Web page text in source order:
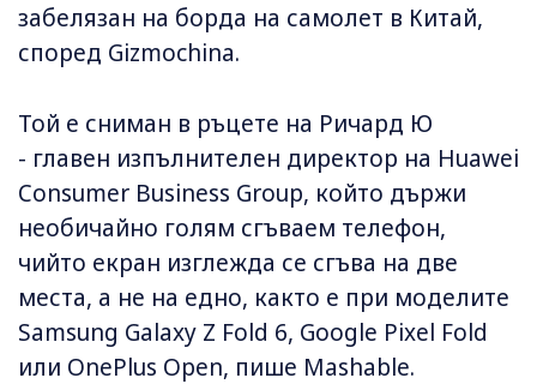
забелязан на борда на самолет в Китай,
според Gizmochina.
Той е сниман в ръцете на Ричард Ю
- главен изпълнителен директор на Huawei
Consumer Business Group, който държи
необичайно голям сгъваем телефон,
чийто екран изглежда се сгъва на две
места, а не на едно, както е при моделите
Samsung Galaxy Z Fold 6, Google Pixel Fold
или OnePlus Open, пише Mashable.